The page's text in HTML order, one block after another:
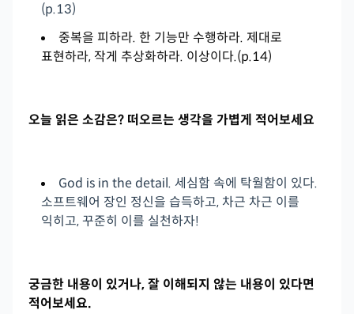
(p.13)
중복을 피하라. 한 기능만 수행하라. 제대로
표현하라, 작게 추상화하라. 이상이다.(p.14)
오늘 읽은 소감은? 떠오르는 생각을 가볍게 적어보세요
God is in the detail. 세심함 속에 탁월함이 있다.
소프트웨어 장인 정신을 습득하고, 차근 차근 이를
익히고, 꾸준히 이를 실천하자!
궁금한 내용이 있거나, 잘 이해되지 않는 내용이 있다면
적어보세요.